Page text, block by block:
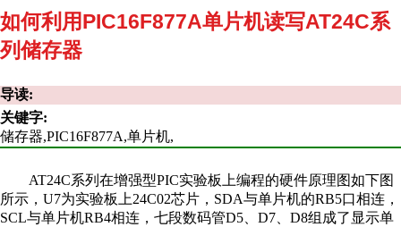
如何利用PIC16F877A单片机读写AT24C系
列储存器
导读:
关键字:
储存器,PIC16F877A,单片机,
AT24C系列在增强型PIC实验板上编程的硬件原理图如下图
所示，U7为实验板上24C02芯片，SDA与单片机的RB5口相连，
SCL与单片机RB4相连，七段数码管D5、D7、D8组成了显示单